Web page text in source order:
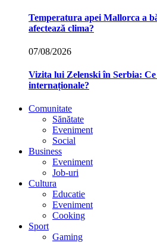
Temperatura apei Mallorca a
afectează clima?
07/08/2026
Vizita lui Zelenski în Serbia:
internaționale?
Comunitate
Sănătate
Eveniment
Social
Business
Eveniment
Job-uri
Cultura
Educatie
Eveniment
Cooking
Sport
Gaming